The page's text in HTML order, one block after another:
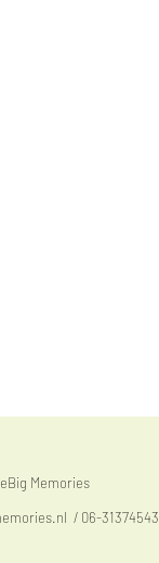
Memories
/ 06-31374543